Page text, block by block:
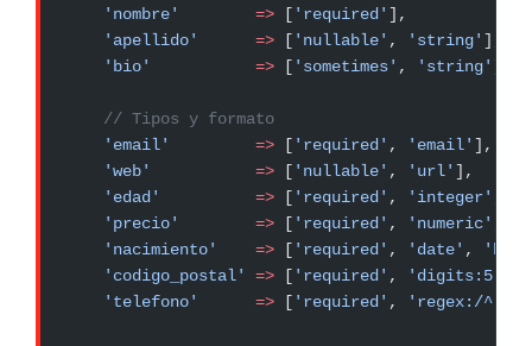
    'nombre'
        =>
[ 'required' ],
    'apellido'
      =>
[ 'nullable' , 'string'
    'bio'
           =>
[ 'sometimes' , 'string'
    // Tipos y formato
    'email'
         =>
[ 'required' , 'email' ],
    'web'
           =>
[ 'nullable' , 'url' ],
    'edad'
          =>
[ 'required' , 'integer'
    'precio'
        =>
[ 'required' , 'numeric'
    'nacimiento'
    =>
[ 'required' , 'date' ,
    'codigo_postal'
=> [ 'required' , 'digits:5'
    'telefono'
      =>
[ 'required' , 'regex:/^[0-